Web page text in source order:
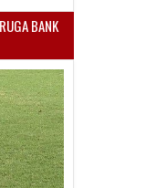
BANK